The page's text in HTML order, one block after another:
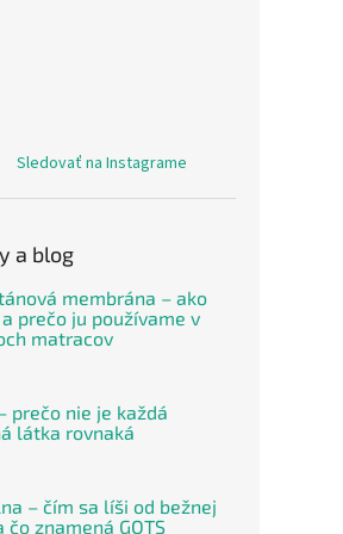
Sledovať na Instagrame
a blog
membrána – ako
prečo ju používame v
matracov
prečo nie je každá
látka rovnaká
– čím sa líši od bežnej
čo znamená GOTS